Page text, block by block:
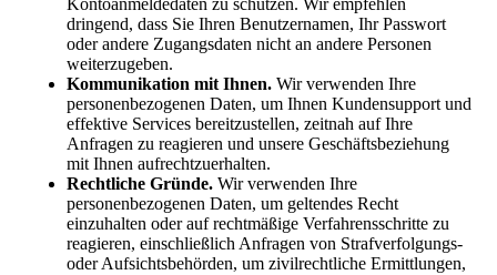
Kontoanmeldedaten zu schützen. Wir empfehlen
dringend, dass Sie Ihren Benutzernamen, Ihr Passwort
oder andere Zugangsdaten nicht an andere Personen
weiterzugeben.
Kommunikation mit Ihnen. Wir verwenden Ihre
personenbezogenen Daten, um Ihnen Kundensupport und
effektive Services bereitzustellen, zeitnah auf Ihre
Anfragen zu reagieren und unsere Geschäftsbeziehung
mit Ihnen aufrechtzuerhalten.
Rechtliche Gründe. Wir verwenden Ihre
personenbezogenen Daten, um geltendes Recht
einzuhalten oder auf rechtmäßige Verfahrensschritte zu
reagieren, einschließlich Anfragen von Strafverfolgungs-
oder Aufsichtsbehörden, um zivilrechtliche Ermittlungen,